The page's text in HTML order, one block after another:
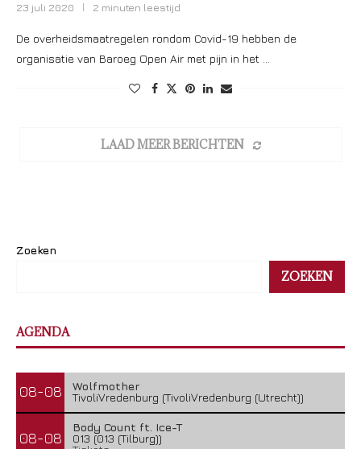
23 juli 2020 2 minuten leestijd
De overheidsmaatregelen rondom Covid-19 hebben de
organisatie van Baroeg Open Air met pijn in het …
LAAD MEER BERICHTEN
Zoeken
ZOEKEN
AGENDA
08-08
Wolfmother
TivoliVredenburg (TivoliVredenburg (Utrecht))
08-08
Body Count ft. Ice-T
013 (013 (Tilburg))